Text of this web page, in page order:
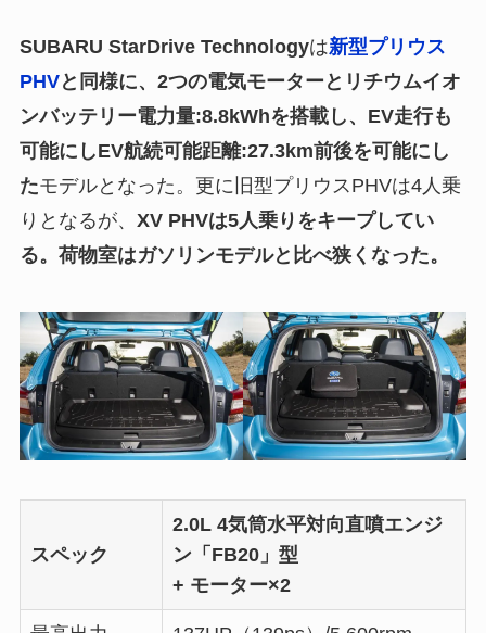
SUBARU StarDrive Technologyは新型プリウス
PHVと同様に、2つの電気モーターとリチウムイオ
ンバッテリー電力量:8.8kWhを搭載し、EV走行も
可能にしEV航続可能距離:27.3km前後を可能にし
たモデルとなった。更に旧型プリウスPHVは4人乗
りとなるが、 XV PHVは5人乗りをキープしてい
る。荷物室はガソリンモデルと比べ狭くなった。
スペック
2.0L 4気筒水平対向直噴エンジ
ン「FB20」型
+ モーター×2